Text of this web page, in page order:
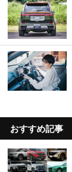
おすすめ記事